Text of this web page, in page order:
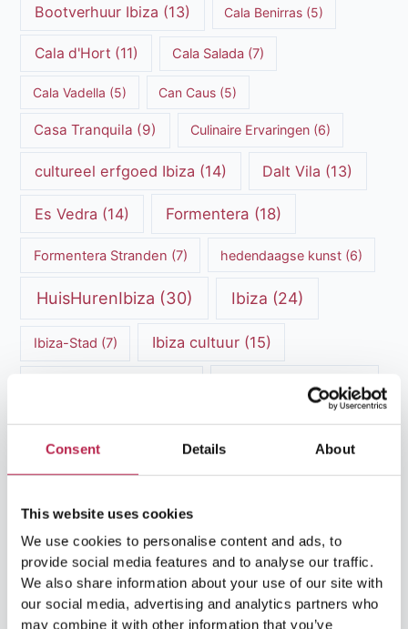
Consent Details About
This website uses cookies
We use cookies to personalise content and ads, to
provide social media features and to analyse our traffic.
We also share information about your use of our site with
our social media, advertising and analytics partners who
may combine it with other information that you’ve
Bootverhuur Ibiza (13) Cala Benirras (5)
Cala d'Hort (11) Cala Salada(7)
Cala Vadella (5) Can Caus (5)
Casa Tranquila (9) Culinaire Ervaringen(6)
cultureel erfgoed Ibiza (14) Dalt Vila (13)
Es Vedra (14) Formentera (18)
Formentera Stranden (7) hedendaagse kunst(6)
HuisHurenIbiza (30) Ibiza (24)
Ibiza-Stad (7) Ibiza cultuur(15)
Ibiza nachtleven (12)
Ibiza Reisgids(5) Ibiza reistips(5)
Ibiza Villa Verhuur (6) luxe vakantie(5)
Luxe villa's Ibiza(43) luxe villas(13)